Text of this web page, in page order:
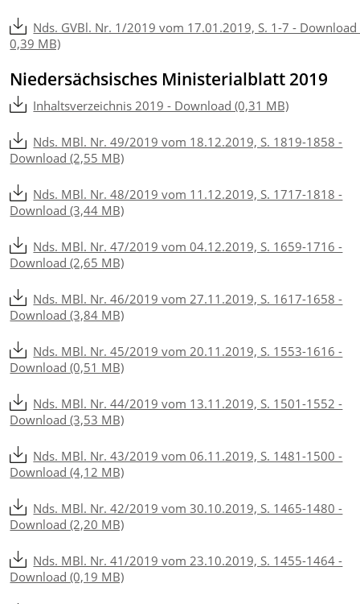
Nds. GVBl. Nr. 1/2019 vom 17.01.2019, S. 1-7 - Download
0,39 MB)
Niedersächsisches Ministerialblatt 2019
Inhaltsverzeichnis 2019 - Download (0,31 MB)
Nds. MBl. Nr. 49/2019 vom 18.12.2019, S. 1819-1858 -
Download (2,55 MB)
Nds. MBl. Nr. 48/2019 vom 11.12.2019, S. 1717-1818 -
Download (3,44 MB)
Nds. MBl. Nr. 47/2019 vom 04.12.2019, S. 1659-1716 -
Download (2,65 MB)
Nds. MBl. Nr. 46/2019 vom 27.11.2019, S. 1617-1658 -
Download (3,84 MB)
Nds. MBl. Nr. 45/2019 vom 20.11.2019, S. 1553-1616 -
Download (0,51 MB)
Nds. MBl. Nr. 44/2019 vom 13.11.2019, S. 1501-1552 -
Download (3,53 MB)
Nds. MBl. Nr. 43/2019 vom 06.11.2019, S. 1481-1500 -
Download (4,12 MB)
Nds. MBl. Nr. 42/2019 vom 30.10.2019, S. 1465-1480 -
Download (2,20 MB)
Nds. MBl. Nr. 41/2019 vom 23.10.2019, S. 1455-1464 -
Download (0,19 MB)